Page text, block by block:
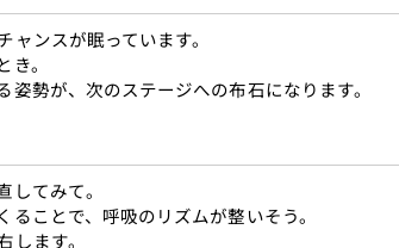
ンスが眠っています。
。
勢が、次のステージへの布石になります。
てみて。
ことで、呼吸のリズムが整いそう。
ます。